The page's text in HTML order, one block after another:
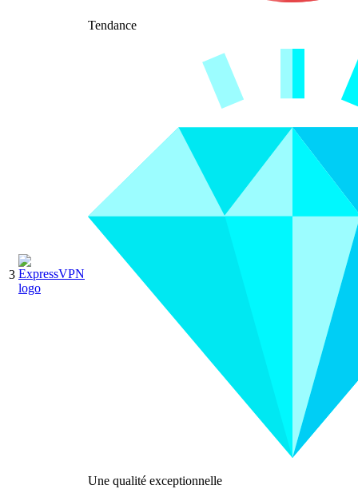
Tendance
3
Une qualité exceptionnelle